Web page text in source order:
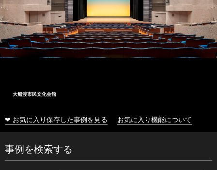
大船渡市民文化会館
❤ お気に入り保存した事例を見る お気に入り機能について
事例を検索する